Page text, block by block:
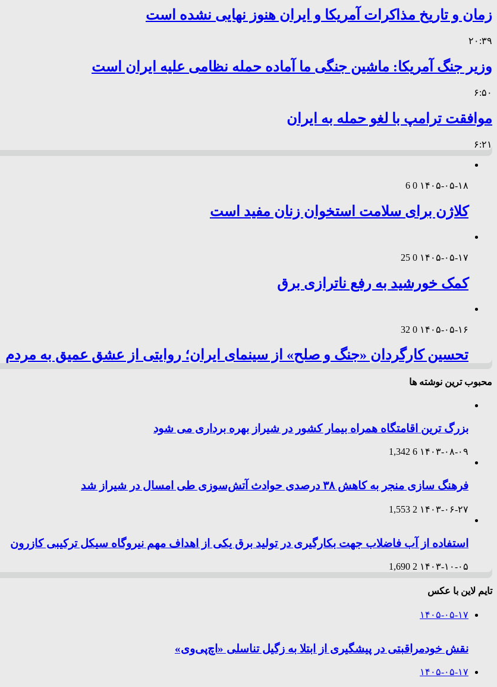
زمان و تاریخ مذاکرات آمریکا و ایران هنوز نهایی نشده است
۲۰:۳۹
وزیر جنگ آمریکا: ماشین جنگی ما آماده حمله نظامی علیه ایران است
۶:۵۰
موافقت ترامپ با لغو حمله به ایران
۶:۲۱
۱۴۰۵-۰۵-۱۸ 0
6
کلاژن برای سلامت استخوان زنان مفید است
۱۴۰۵-۰۵-۱۷ 0
25
کمک خورشید به رفع ناترازی برق
۱۴۰۵-۰۵-۱۶ 0
32
تحسین کارگردان «جنگ و صلح» از سینمای ایران؛ روایتی از عشق عمیق به مردم
محبوب ترین نوشته ها
بزرگ ترین اقامتگاه همراه بیمار کشور در شیراز بهره برداری می شود
۱۴۰۳-۰۸-۰۹ 6
1,342
فرهنگ سازی منجر به کاهش ۳۸ درصدی حوادث آتش‌سوزی طی امسال در شیراز شد
۱۴۰۳-۰۶-۲۷ 2
1,553
استفاده از آب فاضلاب جهت بکارگیری در تولید برق یکی از اهداف مهم نیروگاه سیکل ترکیبی کازرون
۱۴۰۳-۱۰-۰۵ 2
1,690
تایم لاین با عکس
۱۴۰۵-۰۵-۱۷
نقش خودمراقبتی در پیشگیری از ابتلا به زگیل تناسلی «اچ‌پی‌وی»
۱۴۰۵-۰۵-۱۷